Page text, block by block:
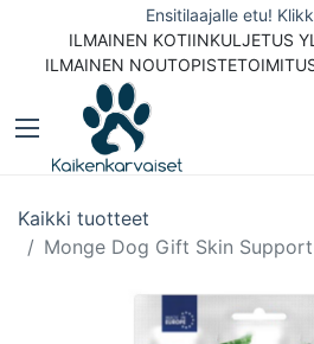
Ensitilaajalle etu!
ILMAINEN KOTIINKULJETUS
ILMAINEN
Kaikki tuotteet
Monge Dog Gift Skin